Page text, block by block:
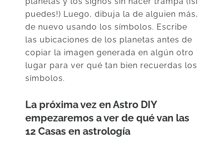
puedes!) Luego, dibuja la de alguien más,
de nuevo usando los símbolos. Escribe
las ubicaciones de los planetas antes de
copiar la imagen generada en algún otro
lugar para ver qué tan bien recuerdas los
símbolos.
La próxima vez en Astro DIY
empezaremos a ver de qué van las
12 Casas en astrología